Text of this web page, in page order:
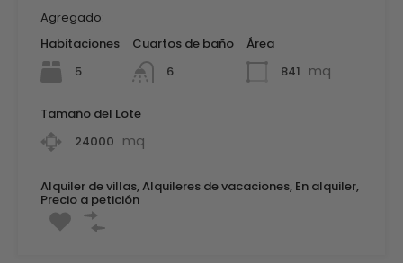
Agregado:
Habitaciones
5
Cuartos de baño
6
Área
841 mq
Tamaño del Lote
24000 mq
Alquiler de villas, Alquileres de vacaciones, En alquiler,
Precio a petición